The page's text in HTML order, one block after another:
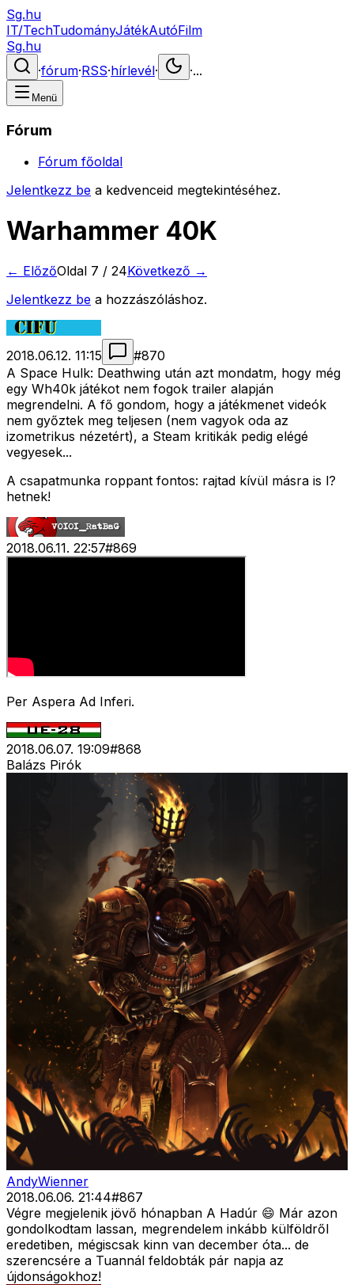
Sg.hu
IT/TechTudományJátékAutóFilm
Sg.hu
·fórum·RSS·hírlevél· ·...
Menü
Fórum
Fórum főoldal
Jelentkezz be a kedvenceid megtekintéséhez.
Warhammer 40K
← ElőzőOldal 7 / 24Következő →
Jelentkezz be a hozzászóláshoz.
2018.06.12. 11:15 #870
A Space Hulk: Deathwing után azt mondatm, hogy még
egy Wh40k játékot nem fogok trailer alapján
megrendelni. A fő gondom, hogy a játékmenet videók
nem győztek meg teljesen (nem vagyok oda az
izometrikus nézetért), a Steam kritikák pedig elégé
vegyesek...
A csapatmunka roppant fontos: rajtad kívül másra is l?
hetnek!
2018.06.11. 22:57#869
Per Aspera Ad Inferi.
2018.06.07. 19:09#868
Balázs Pirók
AndyWienner
2018.06.06. 21:44#867
Végre megjelenik jövő hónapban A Hadúr 😄 Már azon
gondolkodtam lassan, megrendelem inkább külföldről
eredetiben, mégiscsak kinn van december óta... de
szerencsére a Tuannál feldobták pár napja az
újdonságokhoz!